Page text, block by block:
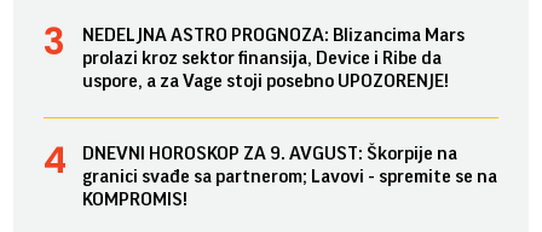
NEDELJNA ASTRO PROGNOZA: Blizancima Mars
prolazi kroz sektor finansija, Device i Ribe da
uspore, a za Vage stoji posebno UPOZORENJE!
DNEVNI HOROSKOP ZA 9. AVGUST: Škorpije na
granici svađe sa partnerom; Lavovi - spremite se na
KOMPROMIS!